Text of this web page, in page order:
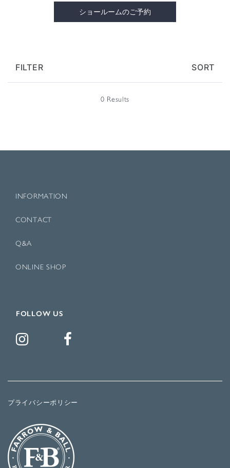
ショールームのご予約
FILTER SORT
0 Results
INFORMATION
CONTACT
Q&A
ONLINE SHOP
FOLLOW US
プライバシーポリシー